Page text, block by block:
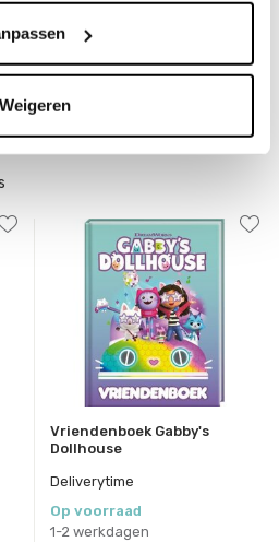
Weigeren
9789464327953
Vriendenboek Gabby's
Dollhouse
Deliverytime
Op voorraad
1-2 werkdagen